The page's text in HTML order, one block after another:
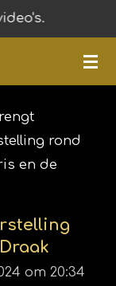
rond
en de
om 20:34